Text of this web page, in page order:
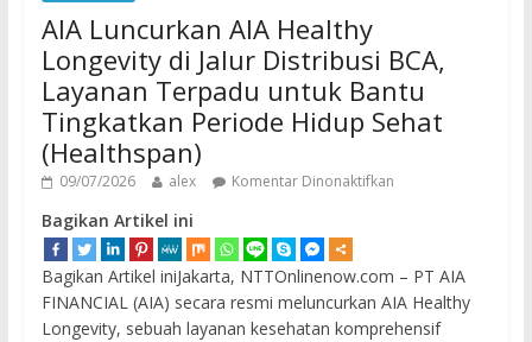
AIA Luncurkan AIA Healthy
Longevity di Jalur Distribusi BCA,
Layanan Terpadu untuk Bantu
Tingkatkan Periode Hidup Sehat
(Healthspan)
09/07/2026 alex Komentar Dinonaktifkan
Bagikan Artikel ini
Bagikan Artikel iniJakarta, NTTOnlinenow.com – PT AIA
FINANCIAL (AIA) secara resmi meluncurkan AIA Healthy
Longevity, sebuah layanan kesehatan komprehensif